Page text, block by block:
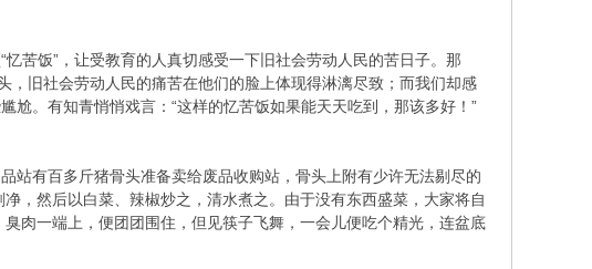
苦饭”，让受教育的人真切感受一下旧社会劳动人民的苦日子。那
，旧社会劳动人民的痛苦在他们的脸上体现得淋漓尽致；而我们却感
尬。有知青悄悄戏言：“这样的忆苦饭如果能天天吃到，那该多好！”
站有百多斤猪骨头准备卖给废品收购站，骨头上附有少许无法剔尽的
，然后以白菜、辣椒炒之，清水煮之。由于没有东西盛菜，大家将自
肉一端上，便团团围住，但见筷子飞舞，一会儿便吃个精光，连盆底